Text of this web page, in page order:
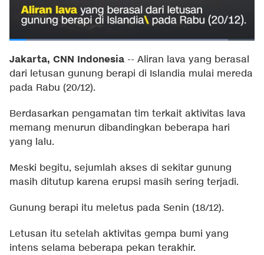
Jakarta, CNN Indonesia -- Aliran lava yang berasal
dari letusan gunung berapi di Islandia mulai mereda
pada Rabu (20/12).
Berdasarkan pengamatan tim terkait aktivitas lava
memang menurun dibandingkan beberapa hari
yang lalu.
Meski begitu, sejumlah akses di sekitar gunung
masih ditutup karena erupsi masih sering terjadi.
Gunung berapi itu meletus pada Senin (18/12).
Letusan itu setelah aktivitas gempa bumi yang
intens selama beberapa pekan terakhir.